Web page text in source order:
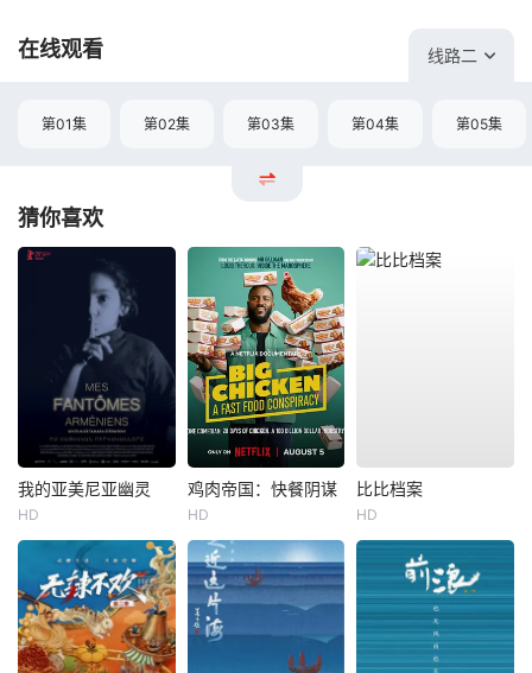
在线观看 线路二
第01集 第02集 第03集 第04集 第05集
猜你喜欢
我的亚美尼亚幽灵
HD
鸡肉帝国：快餐阴谋
HD
比比档案
HD